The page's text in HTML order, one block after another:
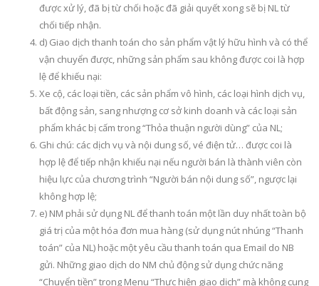
được xử lý, đã bị từ chối hoặc đã giải quyết xong sẽ bị NL từ
chối tiếp nhận.
d) Giao dịch thanh toán cho sản phẩm vật lý hữu hình và có thể
vận chuyển được, những sản phẩm sau không được coi là hợp
lệ để khiếu nại:
Xe cộ, các loại tiền, các sản phẩm vô hình, các loại hình dịch vụ,
bất động sản, sang nhượng cơ sở kinh doanh và các loại sản
phẩm khác bị cấm trong “Thỏa thuận người dùng” của NL;
Ghi chú: các dịch vụ và nội dung số, vé điện tử… được coi là
hợp lệ để tiếp nhận khiếu nại nếu người bán là thành viên còn
hiệu lực của chương trình “Người bán nội dung số”, ngược lại
không hợp lệ;
e) NM phải sử dụng NL để thanh toán một lần duy nhất toàn bộ
giá trị của một hóa đơn mua hàng (sử dụng nút nhúng “Thanh
toán” của NL) hoặc một yêu cầu thanh toán qua Email do NB
gửi. Những giao dịch do NM chủ động sử dụng chức năng
“Chuyển tiền” trong Menu “Thực hiện giao dịch” mà không cung